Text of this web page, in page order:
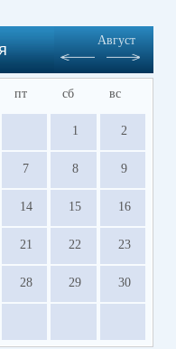
Август
пт сб вс
1 2
7 8 9
14 15 16
21 22 23
28 29 30